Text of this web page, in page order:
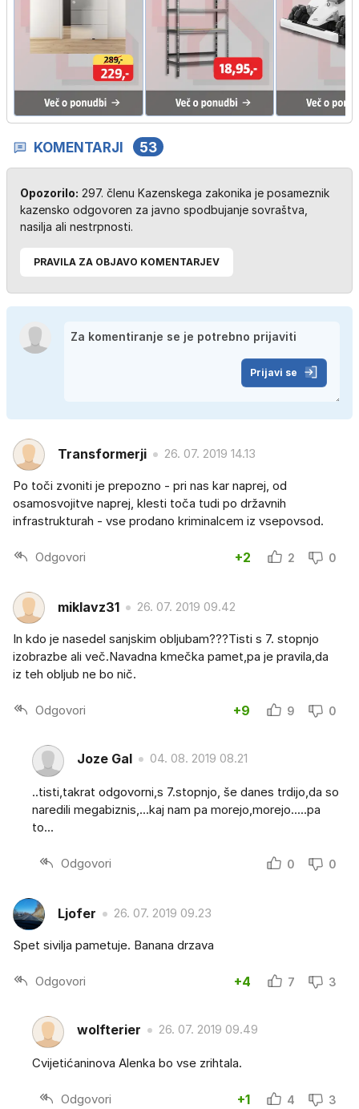
KOMENTARJI 53
Opozorilo: 297. členu Kazenskega zakonika je posameznik
kazensko odgovoren za javno spodbujanje sovraštva,
nasilja ali nestrpnosti.
PRAVILA ZA OBJAVO KOMENTARJEV
Prijavi se
Transformerji 26. 07. 2019 14.13
Po toči zvoniti je prepozno - pri nas kar naprej, od
osamosvojitve naprej, klesti toča tudi po državnih
infrastrukturah - vse prodano kriminalcem iz vsepovsod.
Odgovori +2 2 0
miklavz31 26. 07. 2019 09.42
In kdo je nasedel sanjskim obljubam???Tisti s 7. stopnjo
izobrazbe ali več.Navadna kmečka pamet,pa je pravila,da
iz teh obljub ne bo nič.
Odgovori +9 9 0
Joze Gal 04. 08. 2019 08.21
..tisti,takrat odgovorni,s 7.stopnjo, še danes trdijo,da so
naredili megabiznis,...kaj nam pa morejo,morejo.....pa
to...
Odgovori 0 0
Ljofer 26. 07. 2019 09.23
Spet sivilja pametuje. Banana drzava
Odgovori +4 7 3
wolfterier 26. 07. 2019 09.49
Cvijetićaninova Alenka bo vse zrihtala.
Odgovori +1 4 3